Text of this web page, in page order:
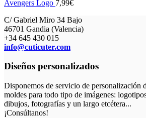
Avengers Logo 7,99€
C/ Gabriel Miro 34 Bajo
46701 Gandia (Valencia)
+34 645 430 015
info@cuticuter.com
Diseños personalizados
Disponemos de servicio de personalización
moldes para todo tipo de imágenes:
dibujos, fotografías y un largo etcétera...
¡Consúltanos!